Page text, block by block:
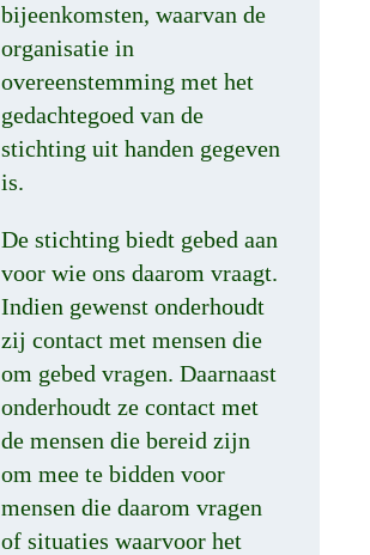
bijeenkomsten, waarvan de
organisatie in
overeenstemming met het
gedachtegoed van de
stichting uit handen gegeven
is.
De stichting biedt gebed aan
voor wie ons daarom vraagt.
Indien gewenst onderhoudt
zij contact met mensen die
om gebed vragen. Daarnaast
onderhoudt ze contact met
de mensen die bereid zijn
om mee te bidden voor
mensen die daarom vragen
of situaties waarvoor het